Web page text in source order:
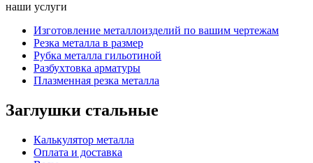
наши услуги
Изготовление металлоизделий по вашим чертежам
Резка металла в размер
Рубка металла гильотиной
Разбухтовка арматуры
Плазменная резка металла
Заглушки стальные
Калькулятор металла
Оплата и доставка